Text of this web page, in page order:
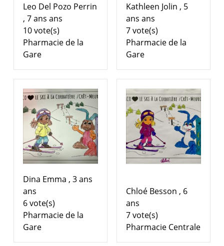
Leo Del Pozo Perrin
, 7 ans ans
10 vote(s)
Pharmacie de la
Gare
Kathleen Jolin , 5
ans ans
7 vote(s)
Pharmacie de la
Gare
Dina Emma , 3 ans
ans
6 vote(s)
Pharmacie de la
Gare
Chloé Besson , 6
ans
7 vote(s)
Pharmacie Centrale